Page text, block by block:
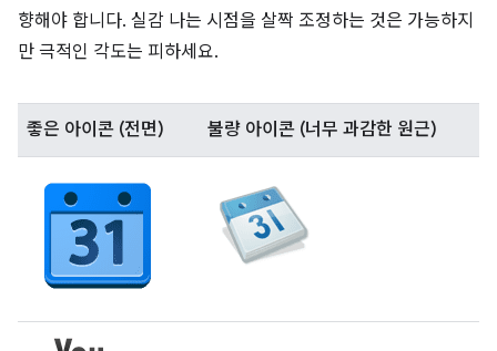
향해야 합니다. 실감 나는 시점을 살짝 조정하는 것은 가능하지
만 극적인 각도는 피하세요.
좋은 아이콘 (전면) 불량 아이콘 (너무 과감한 원근)